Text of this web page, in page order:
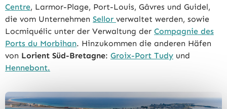
Centre, Larmor-Plage, Port-Louis, Gâvres und Guidel,
die vom Unternehmen Sellor verwaltet werden, sowie
Locmiquélic unter der Verwaltung der Compagnie des
Ports du Morbihan. Hinzukommen die anderen Häfen
von Lorient Süd-Bretagne: Groix-Port Tudy und
Hennebont.